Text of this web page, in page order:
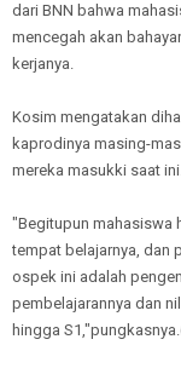
dari BNN bahwa
mencegah akan
kerjanya.
Kosim mengatakan
kaprodinya masing-
mereka masukki saat
"Begitupun mahasiswa
tempat belajarnya, dan
ospek ini adalah
pembelajarannya dan
hingga